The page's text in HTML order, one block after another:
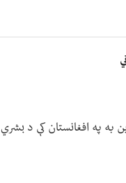
به په افغانستان کې د بشري